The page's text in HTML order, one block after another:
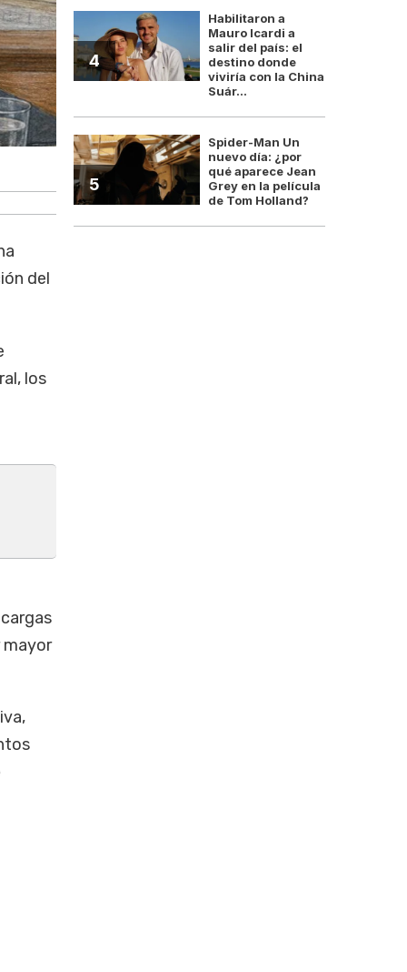
La reglamentación del artículo 210 introduce
del
los
4
Habilitaron a
Mauro Icardi a
salir del país: el
destino donde
viviría con la China
Suár...
5
Spider-Man Un
nuevo día: ¿por
qué aparece Jean
Grey en la película
de Tom Holland?